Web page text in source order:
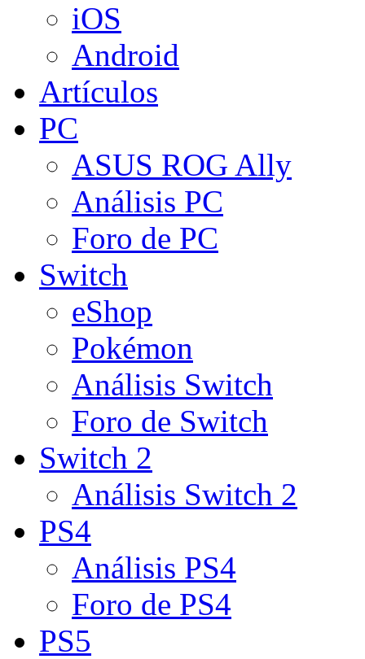
iOS
Android
Artículos
PC
ASUS ROG Ally
Análisis PC
Foro de PC
Switch
eShop
Pokémon
Análisis Switch
Foro de Switch
Switch 2
Análisis Switch 2
PS4
Análisis PS4
Foro de PS4
PS5